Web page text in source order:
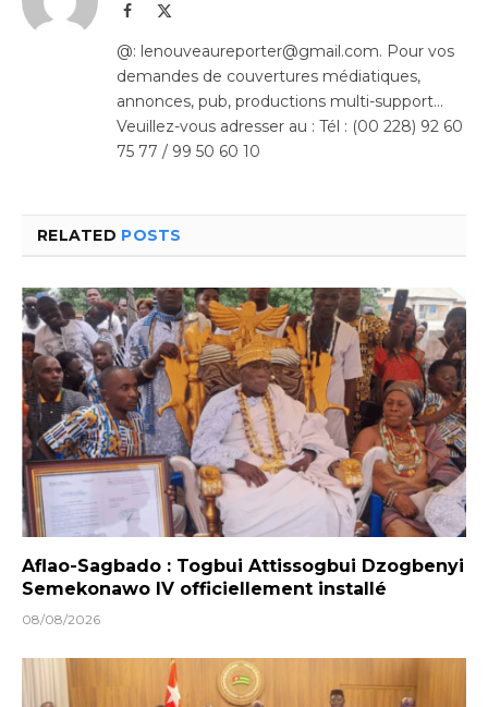
Facebook
@: lenouveaureporter@gmail.com. Pour vos
demandes de couvertures médiatiques,
annonces, pub, productions multi-support…
Veuillez-vous adresser au : Tél : (00 228) 92 60
75 77 / 99 50 60 10
RELATED POSTS
Aflao-Sagbado : Togbui Attissogbui Dzogbenyi
Semekonawo IV officiellement installé
08/08/2026